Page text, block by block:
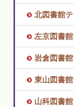
北図書館
左京図書
岩倉図書
東山図書
山科図書